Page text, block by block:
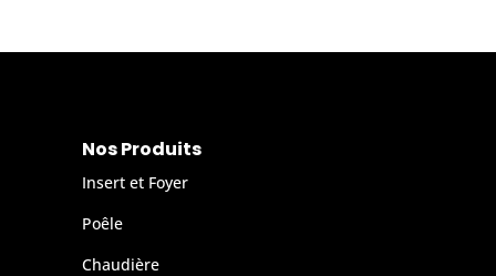
Nos Produits
Insert et Foyer
Poêle
Chaudière